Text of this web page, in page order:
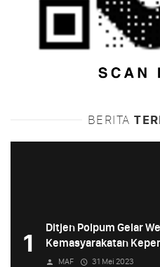
BERITA
1
Ditjen Polpum Gelar
Kemasyarakatan
MAF 31 Mei 2023